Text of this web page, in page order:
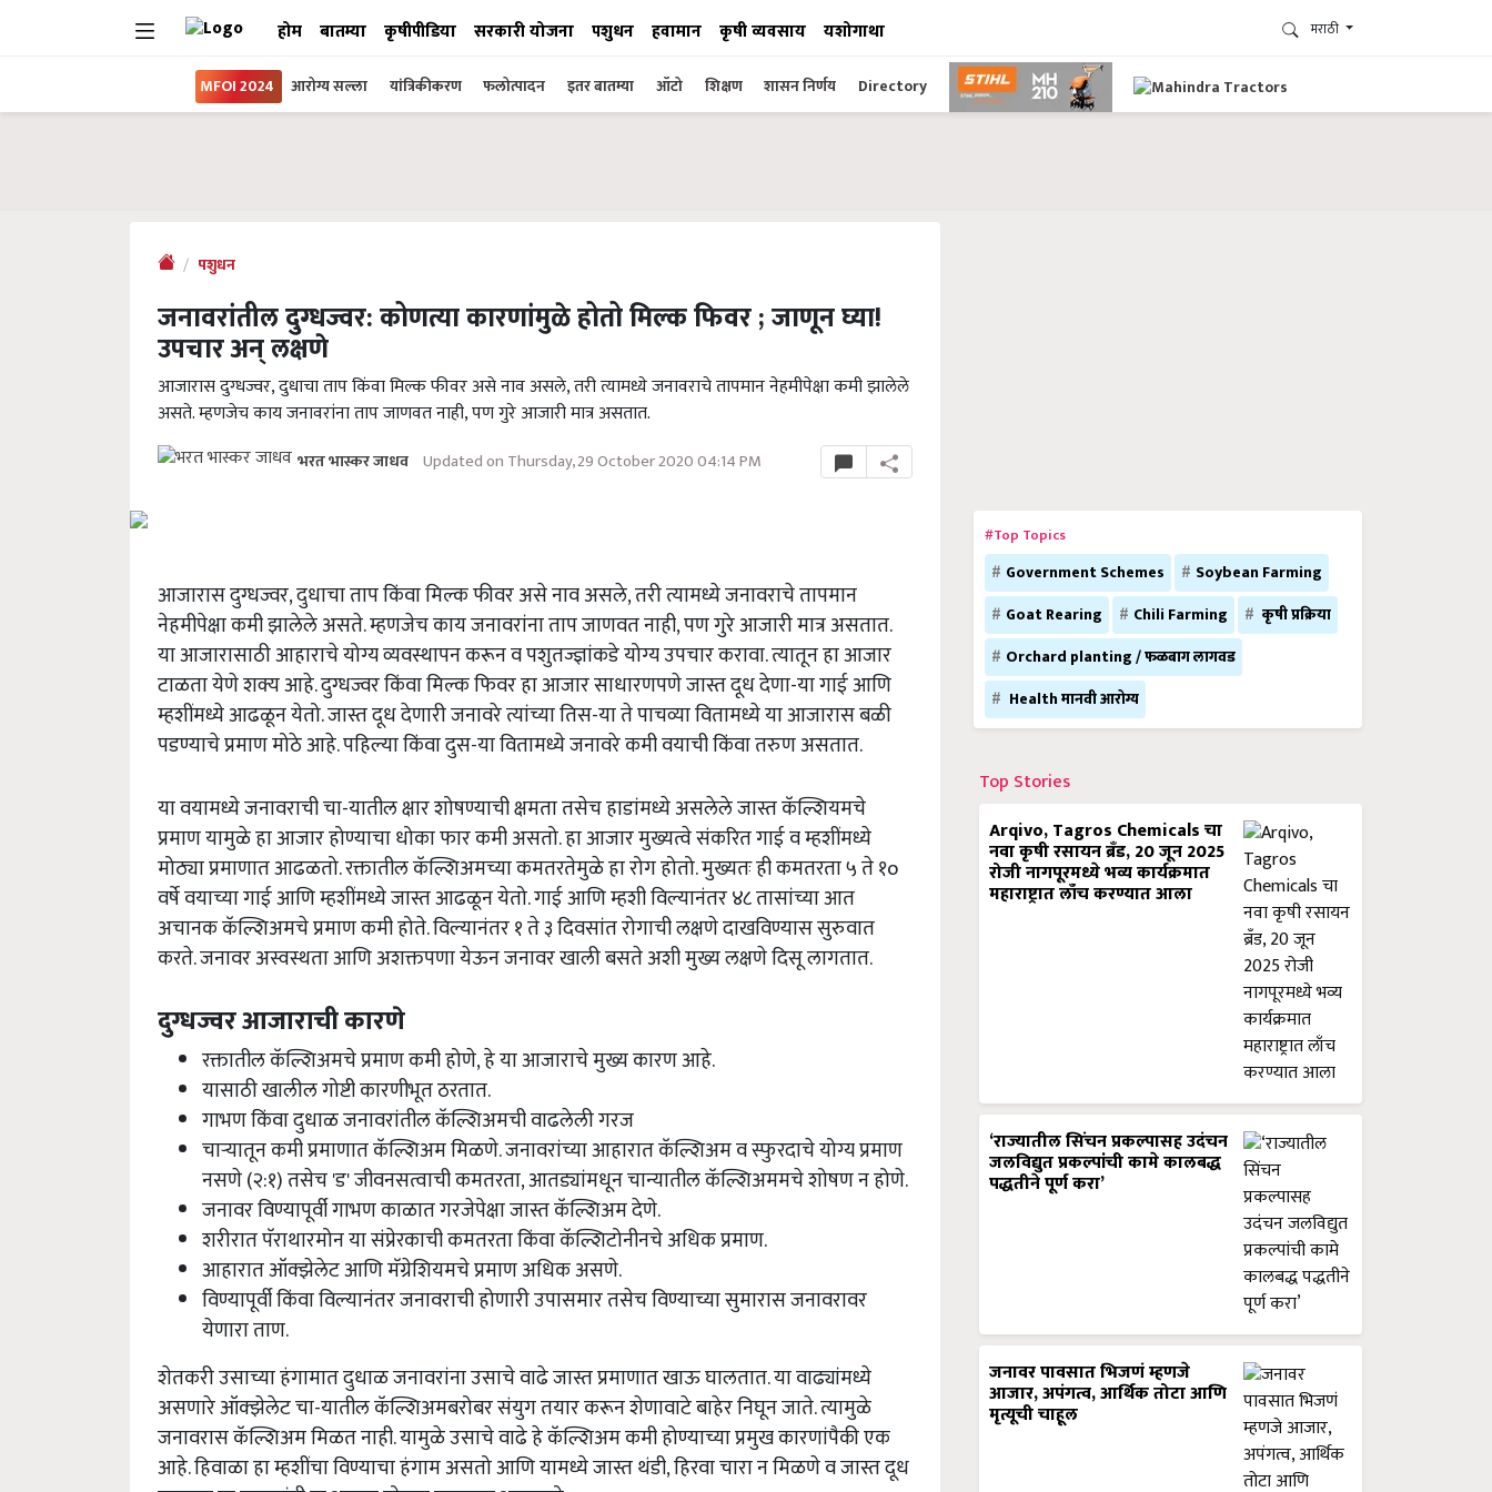
होम बातम्या कृषीपीडिया सरकारी योजना पशुधन हवामान कृषी व्यवसाय यशोगाथा मराठी
MFOI 2024 आरोग्य सल्ला यांत्रिकीकरण फलोत्पादन इतर बातम्या ऑटो शिक्षण शासन निर्णय Directory
पशुधन
जनावरांतील दुग्धज्वर: कोणत्या कारणांमुळे होतो मिल्क फिवर ; जाणून घ्या!
उपचार अन् लक्षणे
आजारास दुग्धज्वर, दुधाचा ताप किंवा मिल्क फीवर असे नाव असले, तरी त्यामध्ये जनावराचे तापमान नेहमीपेक्षा कमी झालेले
असते. म्हणजेच काय जनावरांना ताप जाणवत नाही, पण गुरे आजारी मात्र असतात.
भरत भास्कर जाधव Updated on Thursday, 29 October 2020 04:14 PM
आजारास दुग्धज्वर, दुधाचा ताप किंवा मिल्क फीवर असे नाव असले, तरी त्यामध्ये जनावराचे तापमान
नेहमीपेक्षा कमी झालेले असते. म्हणजेच काय जनावरांना ताप जाणवत नाही, पण गुरे आजारी मात्र असतात.
या आजारासाठी आहाराचे योग्य व्यवस्थापन करून व पशुतज्ज्ञांकडे योग्य उपचार करावा. त्यातून हा आजार
टाळता येणे शक्य आहे. दुग्धज्वर किंवा मिल्क फिवर हाआजार साधारणपणे जास्त दूध देणा-या गाई आणि
म्हशींमध्ये आढळून येतो. जास्त दूध देणारी जनावरे त्यांच्या तिस-या ते पाचव्या वितामध्ये या आजारास बळी
पडण्याचे प्रमाण मोठे आहे. पहिल्या किंवा दुस-या वितामध्ये जनावरे कमी वयाची किंवा तरुण असतात.
या वयामध्ये जनावराची चा-यातील क्षार शोषण्याची क्षमता तसेच हाडांमध्ये असलेले जास्त कॅल्शियमचे
प्रमाण यामुळे हा आजार होण्याचा धोका फार कमी असतो. हा आजार मुख्यत्वे संकरित गाई व म्हशींमध्ये
मोठ्या प्रमाणात आढळतो. रक्तातील कॅल्शिअमच्या कमतरतेमुळे हा रोग होतो. मुख्यतः ही कमतरता ५ ते १o
वर्षे वयाच्या गाई आणि म्हशींमध्ये जास्त आढळून येतो. गाई आणि म्हशी विल्यानंतर ४८ तासांच्या आत
अचानक कॅल्शिअमचे प्रमाण कमी होते. विल्यानंतर १ ते ३ दिवसांत रोगाची लक्षणे दाखविण्यास सुरुवात
करते. जनावर अस्वस्थता आणि अशक्तपणा येऊन जनावर खाली बसते अशी मुख्य लक्षणे दिसू लागतात.
दुग्धज्वर आजाराची कारणे
रक्तातील कॅल्शिअमचे प्रमाण कमी होणे, हे या आजाराचे मुख्य कारण आहे.
यासाठी खालील गोष्टी कारणीभूत ठरतात.
गाभण किंवा दुधाळ जनावरांतील कॅल्शिअमची वाढलेली गरज
चाऱ्यातून कमी प्रमाणात कॅल्शिअम मिळणे. जनावरांच्या आहारात कॅल्शिअम व स्फुरदाचे योग्य प्रमाण
नसणे (२:१) तसेच 'ड' जीवनसत्वाची कमतरता, आतड्यांमधून चान्यातील कॅल्शिअममचे शोषण न होणे.
जनावर विण्यापूर्वी गाभण काळात गरजेपेक्षा जास्त कॅल्शिअम देणे.
शरीरात पॅराथारमोन या संप्रेरकाची कमतरता किंवा कॅल्शिटोनीनचे अधिक प्रमाण.
आहारात ऑक्झेलेट आणि मॅग्रेशियमचे प्रमाण अधिक असणे.
विण्यापूर्वी किंवा विल्यानंतर जनावराची होणारी उपासमार तसेच विण्याच्या सुमारास जनावरावर
येणारा ताण.
शेतकरी उसाच्या हंगामात दुधाळ जनावरांना उसाचे वाढे जास्त प्रमाणात खाऊ घालतात. या वाढ्यांमध्ये
असणारे ऑक्झेलेट चा-यातील कॅल्शिअमबरोबर संयुग तयार करून शेणावाटे बाहेर निघून जाते. त्यामुळे
जनावरास कॅल्शिअम मिळत नाही. यामुळे उसाचे वाढे हे कॅल्शिअम कमी होण्याच्या प्रमुख कारणांपैकी एक
आहे. हिवाळा हा म्हशींचा विण्याचा हंगाम असतो आणि यामध्ये जास्त थंडी, हिरवा चारा न मिळणे व जास्त दूध
#Top Topics
Government Schemes
Soybean Farming
Goat Rearing
Chili Farming
कृषी प्रक्रिया
Orchard planting / फळबाग लागवड
Health मानवी आरोग्य
Top Stories
Arqivo, Tagros Chemicals चा
नवा कृषी रसायन ब्रँड, 20 जून 2025
रोजी नागपूरमध्ये भव्य कार्यक्रमात
महाराष्ट्रात लाँच करण्यात आला
‘राज्यातील सिंचन प्रकल्पासह उदंचन
जलविद्युत प्रकल्पांची कामे कालबद्ध
पद्धतीने पूर्ण करा’
जनावर पावसात भिजणं म्हणजे
आजार, अपंगत्व, आर्थिक तोटा आणि
मृत्यूची चाहूल